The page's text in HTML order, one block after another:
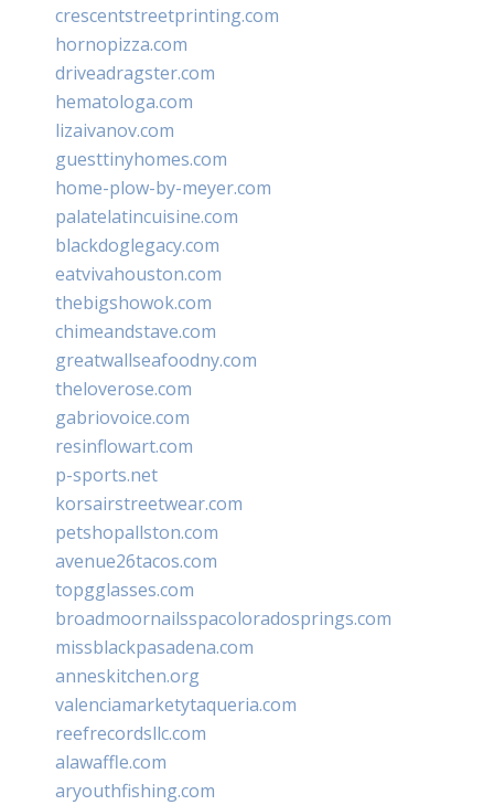
crescentstreetprinting.com
hornopizza.com
driveadragster.com
hematologa.com
lizaivanov.com
guesttinyhomes.com
home-plow-by-meyer.com
palatelatincuisine.com
blackdoglegacy.com
eatvivahouston.com
thebigshowok.com
chimeandstave.com
greatwallseafoodny.com
theloverose.com
gabriovoice.com
resinflowart.com
p-sports.net
korsairstreetwear.com
petshopallston.com
avenue26tacos.com
topgglasses.com
broadmoornailsspacoloradosprings.com
missblackpasadena.com
anneskitchen.org
valenciamarketytaqueria.com
reefrecordsllc.com
alawaffle.com
aryouthfishing.com